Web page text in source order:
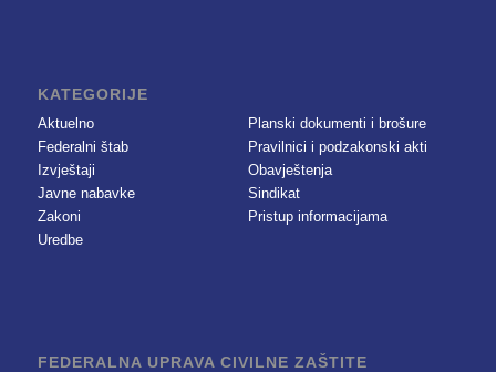
KATEGORIJE
Aktuelno
Federalni štab
Izvještaji
Javne nabavke
Zakoni
Uredbe
Planski dokumenti i brošure
Pravilnici i podzakonski akti
Obavještenja
Sindikat
Pristup informacijama
FEDERALNA UPRAVA CIVILNE ZAŠTITE